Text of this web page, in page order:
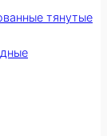
тянутые